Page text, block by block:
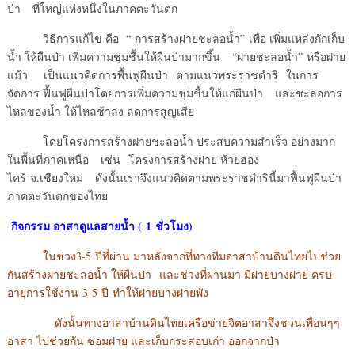
ป่า ที่ใหญ่แห่งหนึ่งในภาคตะวันตก
วิธีการแก้ไข คือ “ การสร้างฝายชะลอน้ำ” เพื่อ เพิ่มแหล่งกักเก็บ
น้ำ ให้ผืนป่า เพิ่มความชุ่มชื้นให้ผืนป่ามากขึ้น “ฝายชะลอน้ำ” หรือฝาย
แม้ว เป็นแนวคิดการพื้นฟูผืนป่า ตามแนวพระราชดำริ ในการ
จัดการ ฟื้นฟูผืนป่าโดยการเพิ่มความชุ่มชื้นให้แก่ผืนป่า และชะลอการ
ไหลของน้ำ ให้ไหลช้าลง ลดการสูญเสีย
โดยโครงการสร้างฝายชะลอน้ำ ประสบความสำเร็จ อย่างมาก
ในพื้นที่ภาคเหนือ เช่น โครงการสร้างฝาย ห้วยฮ่อง
ไคร้ จ.เชียงใหม่ ดังนั้นเราจึงแนวคิดตามพระราชดำรินี้มาฟื้นฟูผืนป่า
ภาคตะวันตกของไทย
กิจกรรม อาสาดูแลสายน้ำ ( 1 ชั่วโมง)
ในช่วง3-5 ปีที่ผ่าน มาหลังจากที่ทางทีมอาสาบ้านดินไทยไปช่วย
กันสร้างฝายชะลอน้ำ ให้ผืนป่า และช่วงที่ผ่านมา มีฝายบางฝาย ครบ
อายุการใช้งาน 3-5 ปี ทำให้ฝายบางฝายพัง
ดังนั้นทางอาสาบ้านดินไทยเครือข่ายจิตอาสาจึงชวนเพื่อนๆๆ
อาสา ไปช่วยกัน ซ่อมฝาย และเก็บกระสอบเก่า ออกจากป่า